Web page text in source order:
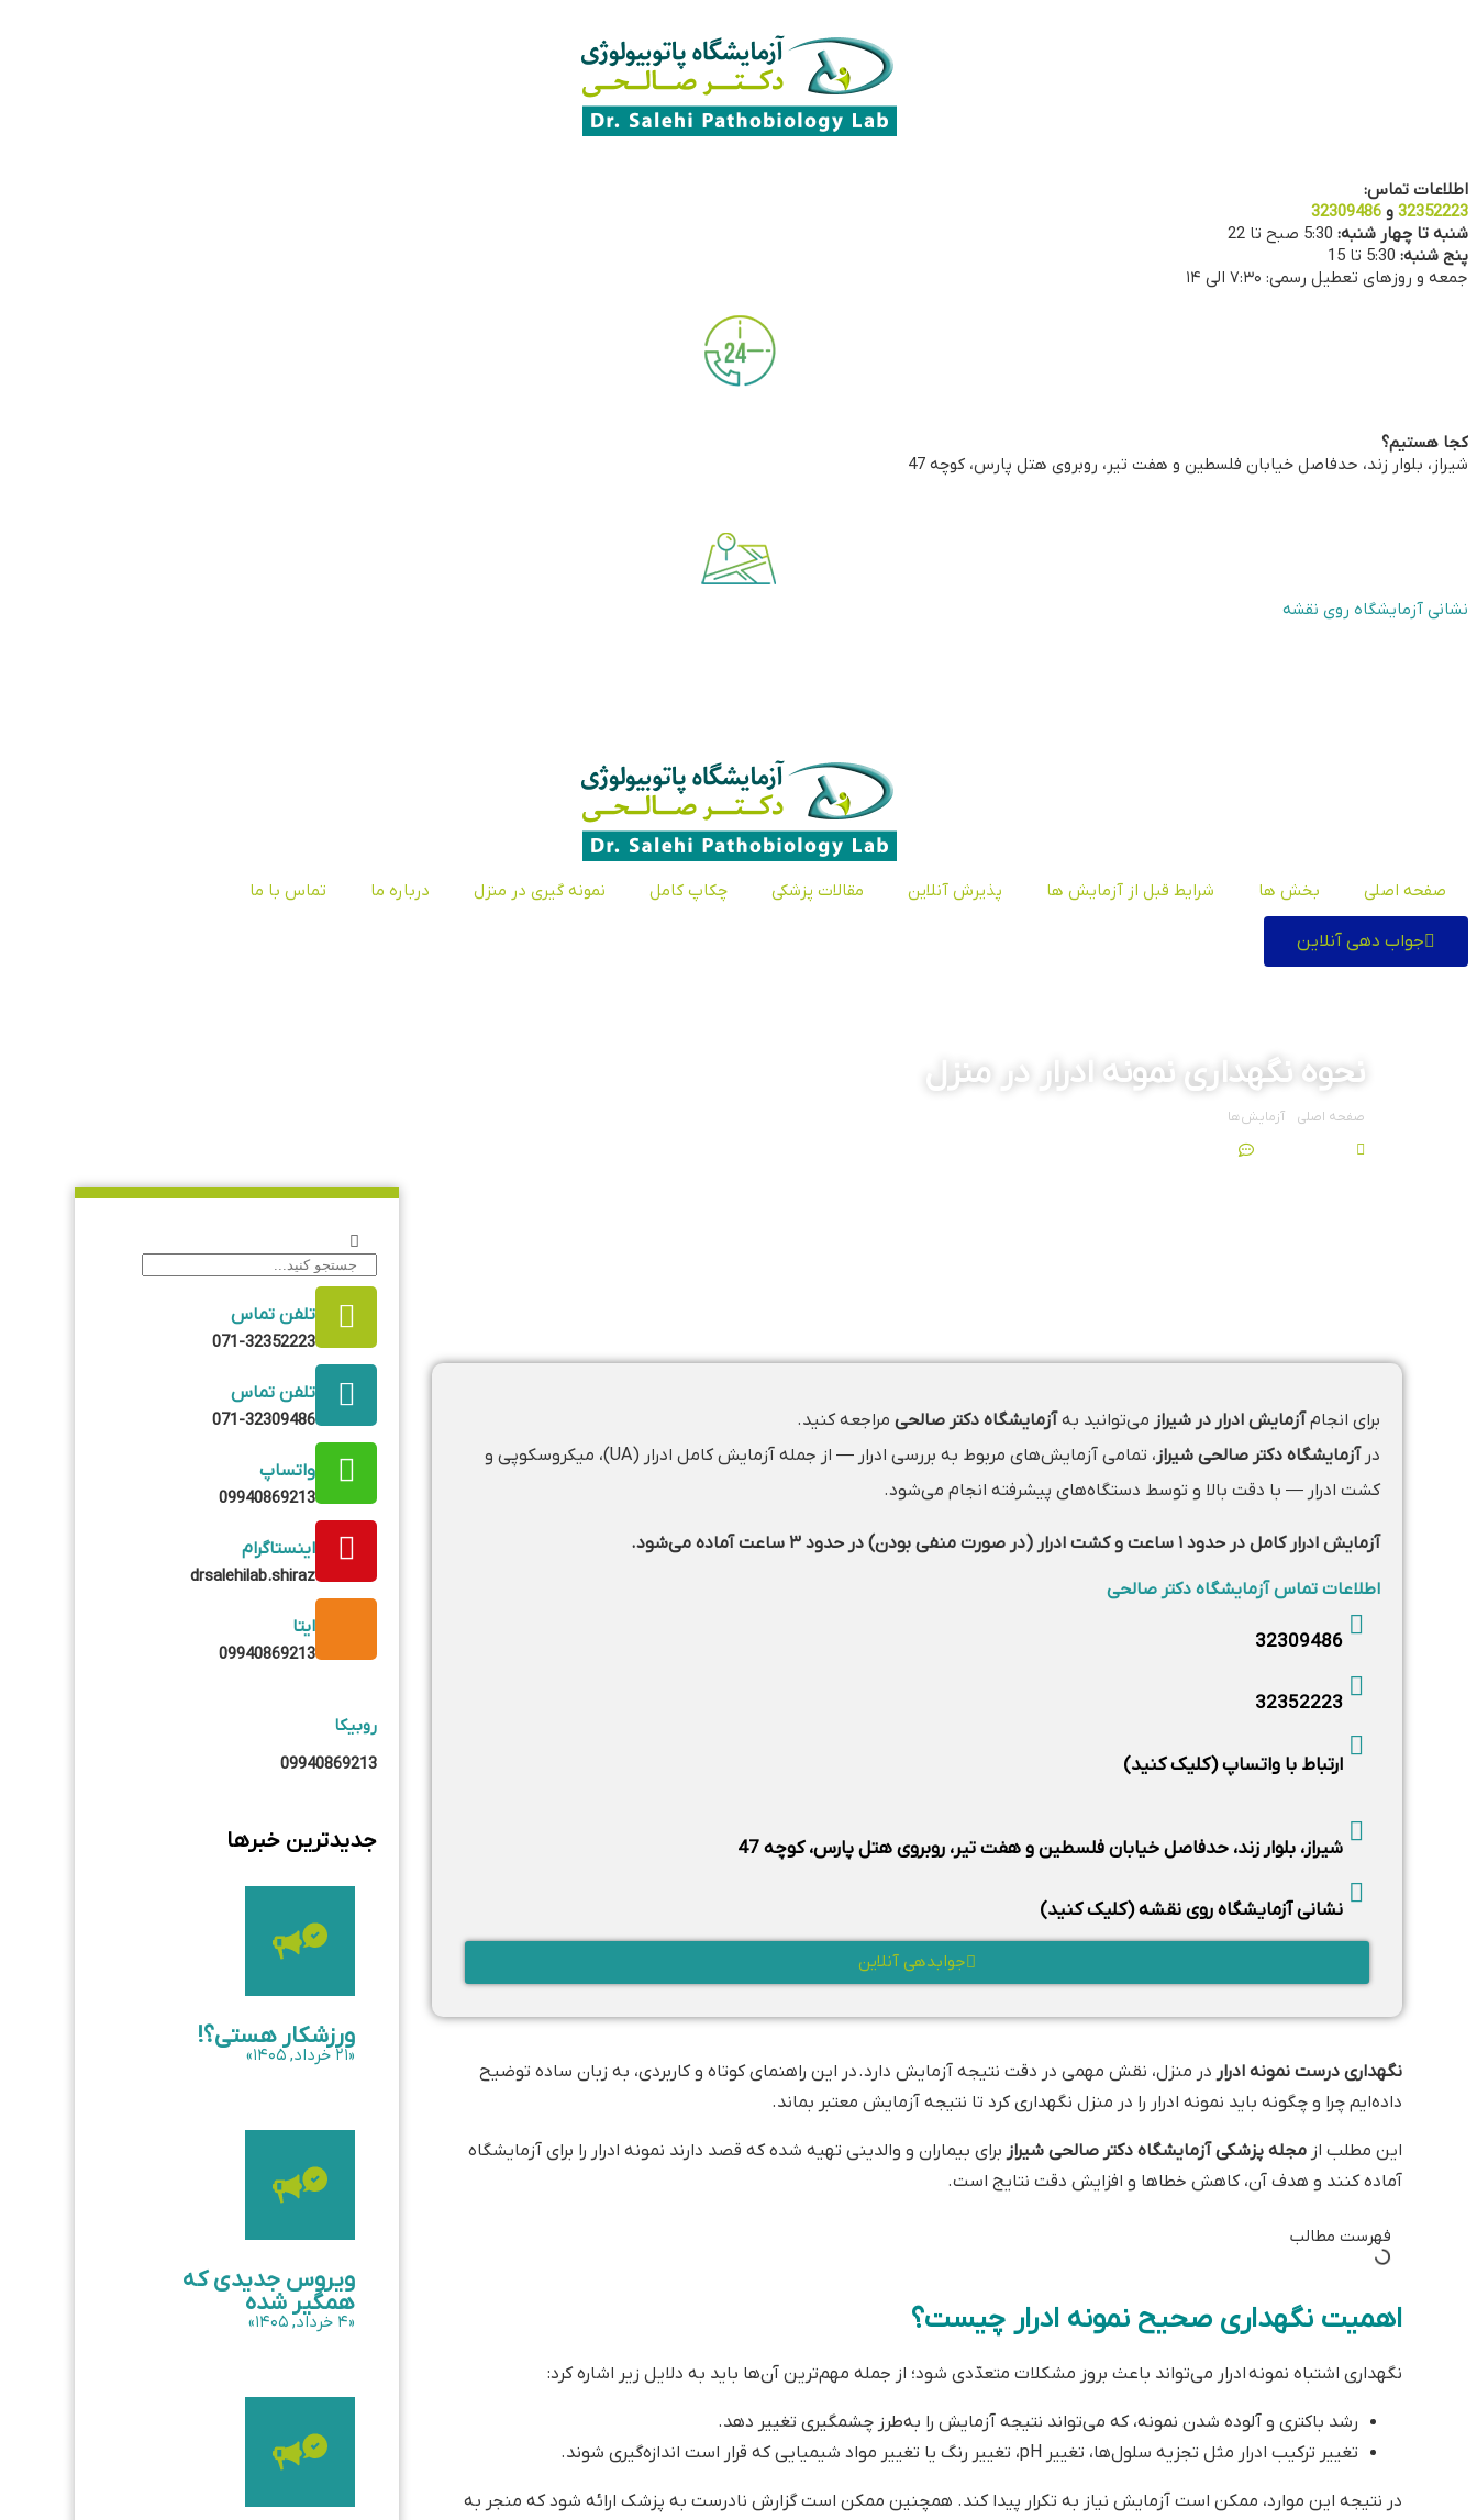
اطلاعات تماس:
32352223 و 32309486
شنبه تا چهار شنبه:
پنج شنبه:
جمعه و روزهای تعطیل رسمی: ۷:۳۰ الی ۱۴
کجا هستیم؟
شیراز، بلوار زند، حدفاصل خیابان فلسطین و هفت تیر، روبروی هتل پارس، کوچه 47
نشانی آزمایشگاه روی نقشه
صفحه اصلی بخش ها شرایط قبل از آزمایش ها پذیرش آنلاین مقالات پزشکی چکاپ کامل نمونه گیری در منزل درباره ما تماس با ما
جواب دهی آنلاین
نحوه نگهداری نمونه ادرار در منزل
صفحه اصلی آزمایش‌ها
برای انجامآزمایش ادرار در شیراز می‌توانید بهآزمایشگاه دکتر صالحی مراجعه کنید.
درآزمایشگاه دکتر صالحی شیراز
، تمامی آزمایش‌های مربوط به بررسی ادرار — از جمله آزمایش کامل ادرار (UA)، میکروسکوپی و
کشت ادرار — با دقت بالا و توسط دستگاه‌های پیشرفته انجام می‌شود.
آزمایش ادرار کامل در حدود ۱ ساعت و کشت ادرار (در صورت منفی بودن) در حدود ۳ ساعت آماده می‌شود.
اطلاعات تماس آزمایشگاه دکتر صالحی
32309486
32352223
ارتباط با واتساپ (کلیک کنید)
شیراز، بلوار زند، حدفاصل خیابان فلسطین و هفت تیر، روبروی هتل پارس، کوچه 47
نشانی آزمایشگاه روی نقشه (کلیک کنید)
جوابدهی آنلاین
نگهداری درست نمونه ادرار در منزل، نقش مهمی در دقت نتیجه آزمایش دارد. در این راهنمای کوتاه و کاربردی، به زبان ساده توضیح
داده‌ایم چرا و چگونه باید نمونه ادرار را در منزل نگهداری کرد تا نتیجه آزمایش معتبر بماند.
این مطلب از مجله پزشکی آزمایشگاه دکتر صالحی شیراز برای بیماران و والدینی تهیه شده که قصد دارند نمونه ادرار را برای آزمایشگاه
آماده کنند و هدف آن، کاهش خطاها و افزایش دقت نتایج است.
فهرست مطالب
اهمیت نگهداری صحیح نمونه ادرار چیست؟
نگهداری اشتباه نمونه ادرار می‌تواند باعث بروز مشکلات متعدّدی شود؛ از جمله مهم‌ترین آن‌ها باید به دلایل زیر اشاره کرد:
رشد باکتری و آلوده شدن نمونه، که می‌تواند نتیجه آزمایش را به‌طرز چشمگیری تغییر دهد.
تغییر ترکیب ادرار مثل تجزیه سلول‌ها، تغییر pH، تغییر رنگ یا تغییر مواد شیمیایی که قرار است اندازه‌گیری شوند.
در نتیجه این موارد، ممکن است آزمایش نیاز به تکرار پیدا کند. همچنین ممکن است گزارش نادرست به پزشک ارائه شود که منجر به
تلفن تماس
071-32352223
تلفن تماس
071-32309486
واتساپ
09940869213
اینستاگرام
drsalehilab.shiraz
ایتا
09940869213
روبیکا
09940869213
جدیدترین خبرها
ورزشکار هستی؟!
«۲۱ خرداد, ۱۴۰۵»
ویروس جدیدی که
همگیر شده
«۴ خرداد, ۱۴۰۵»